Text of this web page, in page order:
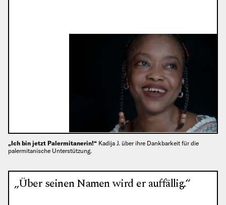
„Ich bin jetzt Palermitanerin!“ Kadija J. über ihre Dankbarkeit für die
palermitanische Unterstützung.
„Über seinen Namen wird er auffällig.“